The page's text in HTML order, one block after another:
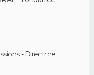
- Directrice